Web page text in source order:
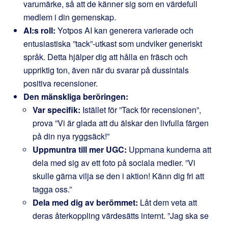
varumärke, så att de känner sig som en värdefull
medlem i din gemenskap.
AI:s roll: Yotpos AI kan generera varierade och
entusiastiska ”tack”-utkast som undviker generiskt
språk. Detta hjälper dig att hålla en fräsch och
uppriktig ton, även när du svarar på dussintals
positiva recensioner.
Den mänskliga beröringen:
Var specifik: Istället för ”Tack för recensionen”,
prova ”Vi är glada att du älskar den livfulla färgen
på din nya ryggsäck!”
Uppmuntra till mer UGC: Uppmana kunderna att
dela med sig av ett foto på sociala medier. ”Vi
skulle gärna vilja se den i aktion! Känn dig fri att
tagga oss.”
Dela med dig av berömmet: Låt dem veta att
deras återkoppling värdesätts internt. ”Jag ska se